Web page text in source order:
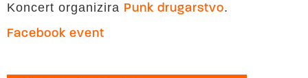
Koncert organizira Punk drugarstvo.
Facebook event